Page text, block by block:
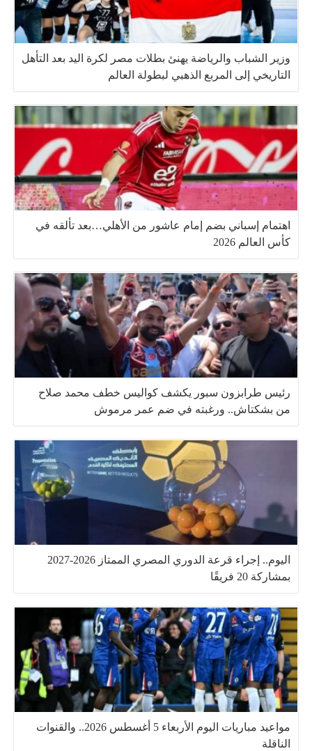
وزير الشباب والرياضة يهنئ بطلات مصر لكرة اليد بعد التأهل
التاريخي إلى المربع الذهبي لبطولة العالم
اهتمام إسباني بضم إمام عاشور من الأهلي…بعد تألقه في
كأس العالم 2026
رئيس طرابزون سبور يكشف كواليس خطف محمد صلاح
من بشكتاش.. ورغبته في ضم عمر مرموش
اليوم.. إجراء قرعة الدوري المصري الممتاز 2026-2027
بمشاركة 20 فريقًا
مواعيد مباريات اليوم الأربعاء 5 أغسطس 2026.. والقنوات
الناقلة